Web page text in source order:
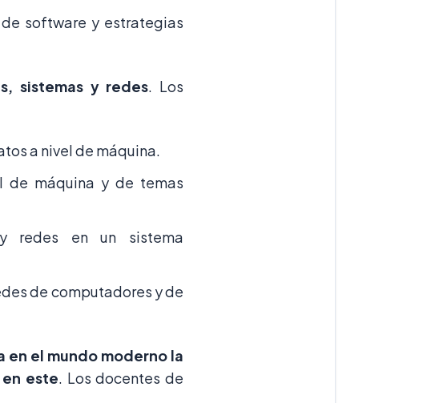
software y estrategias
sistemas y redes. Los
a nivel de máquina.
de máquina y de temas
y redes en un sistema
de computadores y de
el mundo moderno la
este. Los docentes de